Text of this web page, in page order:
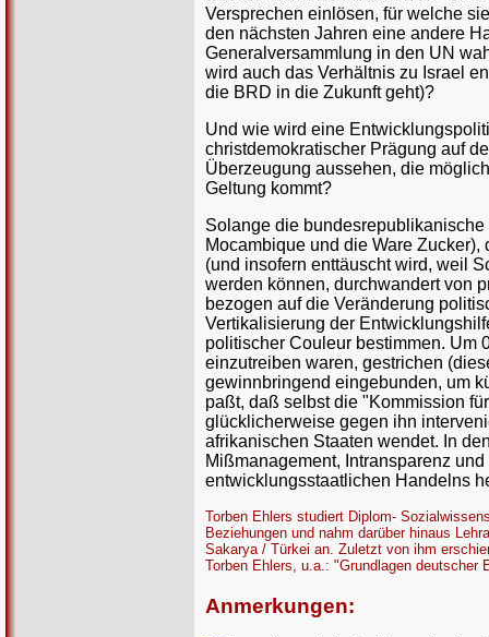
Versprechen einlösen, für welche
den nächsten Jahren eine andere
Generalversammlung in den UN
wird auch das Verhältnis zu Israel
die BRD in die Zukunft geht)?
Und wie wird eine
christdemokratischer Prägung auf
Überzeugung aussehen, die
Geltung kommt?
Solange die
Mocambique und die Ware
(und insofern enttäuscht wird, weil
werden können, durchwandert von
bezogen auf die Veränderung
Vertikalisierung der
politischer Couleur bestimmen. Um
einzutreiben waren, gestrichen
gewinnbringend eingebunden, um
paßt, daß selbst die "Kommission
glücklicherweise gegen ihn
afrikanischen Staaten wendet. In
Mißmanagement, Intransparenz
entwicklungsstaatlichen Handelns
Torben Ehlers studiert Diplom-
Beziehungen und nahm darüber hinaus
Sakarya / Türkei an. Zuletzt von ihm
Torben Ehlers, u.a.: "Grundlagen deutscher
Anmerkungen: